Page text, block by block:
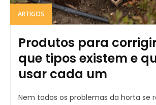
ARTIGOS
Produtos para
que tipos existem e
usar cada um
Nem todos os problemas da horta se